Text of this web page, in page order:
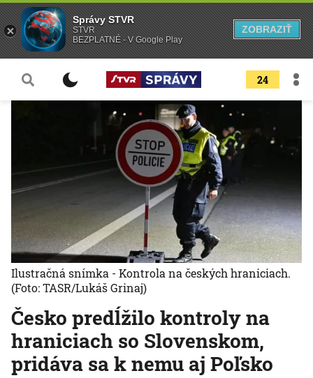
24
Česko predĺžilo kontroly na
hraniciach so Slovenskom,
pridáva sa k nemu aj Poľsko
Ilustračná snímka - Kontrola na českých hraniciach.
(Foto: TASR/Lukáš Grinaj)
Správy STVR
STVR
BEZPLATNÉ - V Google Play
ZOBRAZIŤ